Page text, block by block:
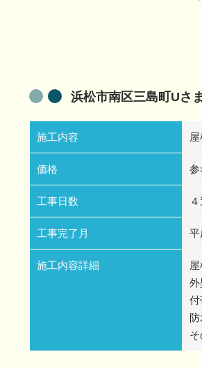
浜松市南区三島町Uさ
施工内容
価格
工事日数
工事完了月 平
施工内容詳細
外
付